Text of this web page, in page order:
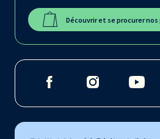
Découvrir et se procurer